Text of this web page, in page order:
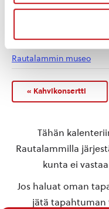
useo.fi/sarestoniemen-
rakkaus/
Rautalammin museo
« Kahvikonsertti
Tähän
Rautalammilla
kunta ei
Jos haluat oman
jätä tapahtuman